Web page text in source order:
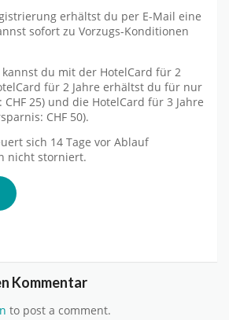
erhältst du per E-Mail eine
sofort zu Vorzugs-Konditionen
du mit der HotelCard für 2
für 2 Jahre erhältst du für nur
CHF 25) und die HotelCard für 3 Jahre
CHF 50).
sich 14 Tage vor Ablauf
nicht storniert.
Kommentar
to post a comment.